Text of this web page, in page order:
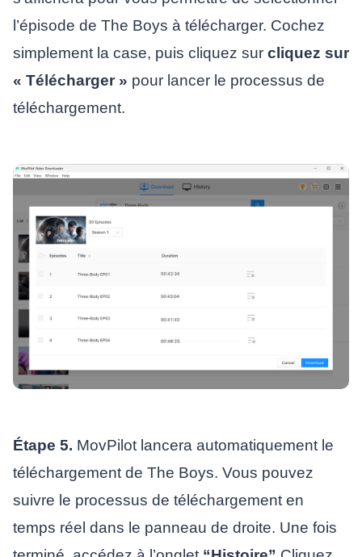
l’épisode de The Boys à télécharger. Cochez
simplement la case, puis cliquez sur cliquez sur
« Télécharger » pour lancer le processus de
téléchargement.
Étape 5. MovPilot lancera automatiquement le
téléchargement de The Boys. Vous pouvez
suivre le processus de téléchargement en
temps réel dans le panneau de droite. Une fois